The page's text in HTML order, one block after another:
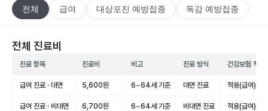
전체 급여 대상포진 예방접종 독감 예방접종
전체 진료비
진료 항목 진료비 비고 진료 방식 건강보험 적용
급여 진료 · 대면 5,600원 6~64세 기준 대면 진료 적용(급여)
급여 진료 · 비대면 6,700원 6~64세 기준 비대면 진료 적용(급여)